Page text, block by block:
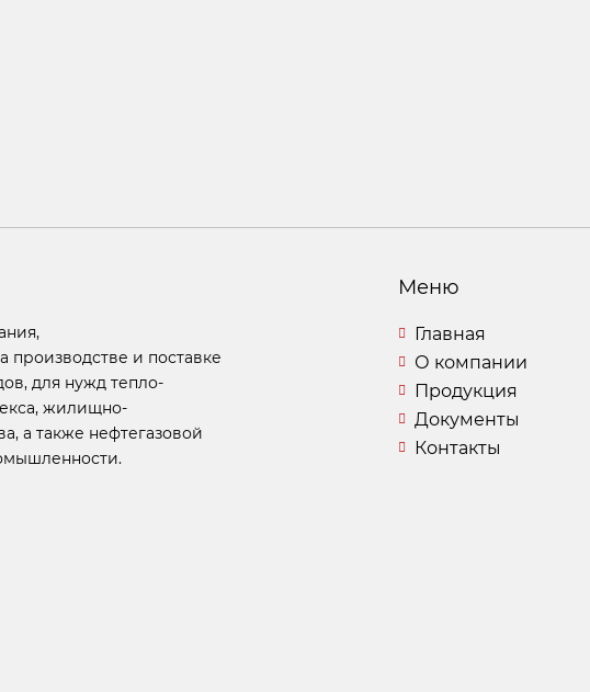
и поставке
для нужд тепло-
жилищно-
а также нефтегазовой
Меню
Главная
О компании
Продукция
Документы
Контакты